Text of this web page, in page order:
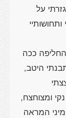
על
ככה
היטב,
ומצוחצח,
המראה